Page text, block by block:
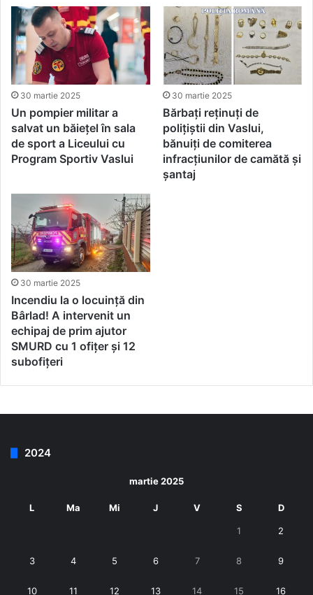
30 martie 2025
Un pompier militar a
salvat un băiețel în sala
de sport a Liceului cu
Program Sportiv Vaslui
30 martie 2025
Bărbați reținuți de
polițiștii din Vaslui,
bănuiți de comiterea
infracțiunilor de camătă și
șantaj
30 martie 2025
Incendiu la o locuință din
Bârlad! A intervenit un
echipaj de prim ajutor
SMURD cu 1 ofițer și 12
subofițeri
2024
martie 2025
L Ma Mi J V S D
1 2
3 4 5 6 7 8 9
10 11 12 13 14 15 16